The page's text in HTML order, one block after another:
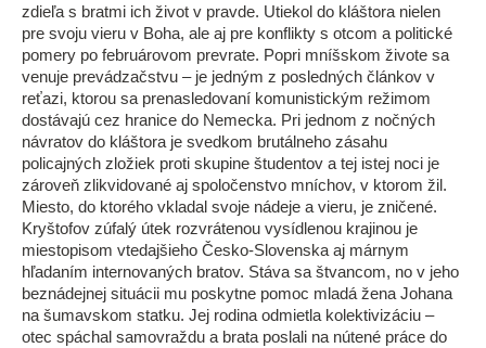
zdieľa s bratmi ich život v pravde. Utiekol do kláštora nielen
pre svoju vieru v Boha, ale aj pre konflikty s otcom a politické
pomery po februárovom prevrate. Popri mníšskom živote sa
venuje prevádzačstvu – je jedným z posledných článkov v
reťazi, ktorou sa prenasledovaní komunistickým režimom
dostávajú cez hranice do Nemecka. Pri jednom z nočných
návratov do kláštora je svedkom brutálneho zásahu
policajných zložiek proti skupine študentov a tej istej noci je
zároveň zlikvidované aj spoločenstvo mníchov, v ktorom žil.
Miesto, do ktorého vkladal svoje nádeje a vieru, je zničené.
Kryštofov zúfalý útek rozvrátenou vysídlenou krajinou je
miestopisom vtedajšieho Česko-Slovenska aj márnym
hľadaním internovaných bratov. Stáva sa štvancom, no v jeho
beznádejnej situácii mu poskytne pomoc mladá žena Johana
na šumavskom statku. Jej rodina odmietla kolektivizáciu –
otec spáchal samovraždu a brata poslali na nútené práce do